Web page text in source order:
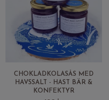
CHOKLADKOLASÅS MED
HAVSSALT - HAST BÄR &
KONFEKTYR